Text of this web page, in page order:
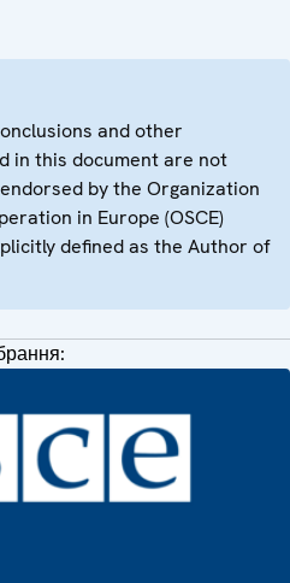
and other
in this document are not
by the Organization
in Europe (OSCE)
defined as the Author of